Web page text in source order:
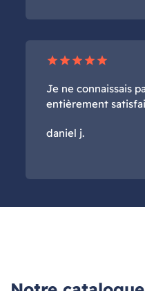
star star star star star
Je ne connaissais
entièrement
daniel j.